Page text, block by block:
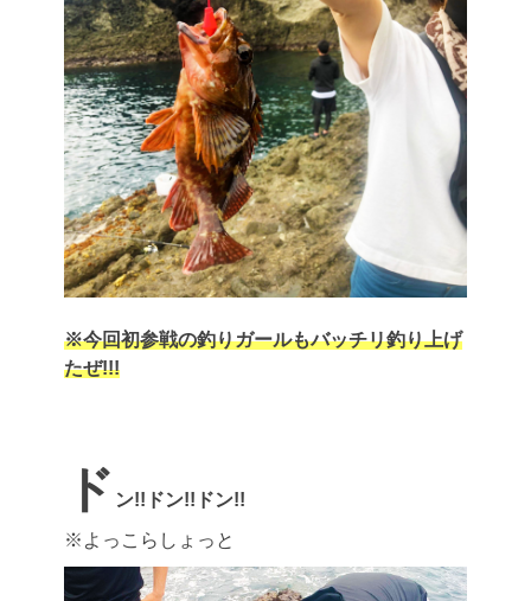
※今回初参戦の釣りガールもバッチリ釣り上げ
たぜ!!!
ド ン!!ドン!!ドン!!
※よっこらしょっと